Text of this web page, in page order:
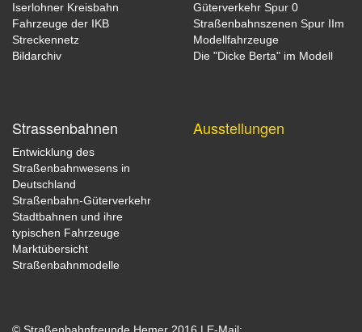
Iserlohner Kreisbahn
Fahrzeuge der IKB
Streckennetz
Bildarchiv
Güterverkehr Spur 0
Straßenbahnszenen Spur IIm
Modellfahrzeuge
Die "Dicke Berta" im Modell
Strassenbahnen
Entwicklung des
Straßenbahnwesens in
Deutschland
Straßenbahn-Güterverkehr
Stadtbahnen und ihre
typischen Fahrzeuge
Marktübersicht
Straßenbahnmodelle
Ausstellungen